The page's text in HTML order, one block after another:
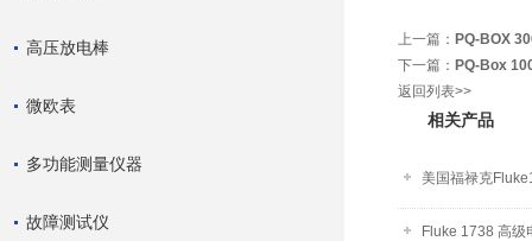
高压放电棒
微欧表
多功能测量仪器
故障测试仪
上一篇： PQ-BOX
下一篇： PQ-Box
返回列表>>
相关产品
美国福禄克
Fluke 1738 高级